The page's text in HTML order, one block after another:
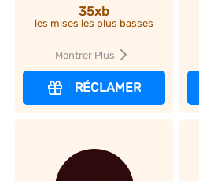
35xb
les mises les plus basses
Montrer Plus
RÉCLAMER